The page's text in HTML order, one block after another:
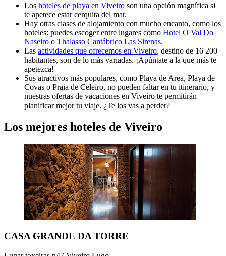
Los hoteles de playa en Viveiro son una opción magnífica si
te apetece estar cerquita del mar.
Hay otras clases de alojamiento con mucho encanto, como los
hoteles: puedes escoger entre lugares como Hotel O Val Do
Naseiro o Thalasso Cantábrico Las Sirenas.
Las actividades que ofrecemos en Viveiro, destino de 16 200
habitantes, son de lo más variadas. ¡Apúntate a la que más te
apetezca!
Sus atractivos más populares, como Playa de Area, Playa de
Covas o Praia de Celeiro, no pueden faltar en tu itinerario, y
nuestras ofertas de vacaciones en Viveiro te permitirán
planificar mejor tu viaje. ¿Te los vas a perder?
Los mejores hoteles de Viveiro
CASA GRANDE DA TORRE